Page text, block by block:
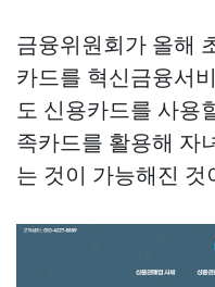
금융위원회가 올해
카드를 혁신금융서
도 신용카드를 사용
족카드를 활용해 자
는 것이 가능해진 것